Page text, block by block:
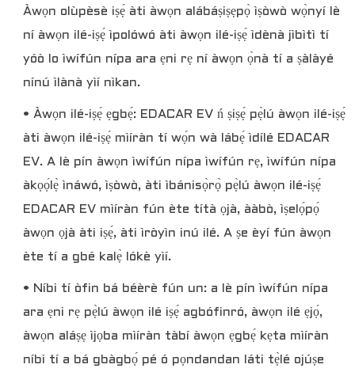
Àwọn olùpèsè iṣẹ́ àti àwọn alábáṣiṣẹpọ̀ ìṣòwò wọ̀nyí lè
ní àwọn ilé-iṣẹ́ ìpolówó àti àwọn ilé-iṣẹ́ ìdènà jìbìtì tí
yóò lo ìwífún nípa ara ẹni rẹ ní àwọn ọ̀nà tí a ṣàlàyé
nínú ìlànà yìí nìkan.
• Àwọn ilé-iṣẹ́ ẹgbẹ́: EDACAR EV ń ṣiṣẹ́ pẹ̀lú àwọn ilé-iṣẹ́
àti àwọn ilé-iṣẹ́ mìíràn tí wọ́n wà lábẹ́ ìdílé EDACAR
EV. A lè pín àwọn ìwífún nípa ìwífún rẹ, ìwífún nípa
àkọọ́lẹ̀ ìnáwó, ìṣòwò, àti ìbánisọ̀rọ̀ pẹ̀lú àwọn ilé-iṣẹ́
EDACAR EV mìíràn fún ète títà ọjà, ààbò, ìṣelọ́pọ́
àwọn ọjà àti iṣẹ́, àti ìròyìn inú ilé. A ṣe èyí fún àwọn
ète tí a gbé kalẹ̀ lókè yìí.
• Níbi tí òfin bá béèrè fún un: a lè pín ìwífún nípa
ara ẹni rẹ pẹ̀lú àwọn ilé iṣẹ́ agbófinró, àwọn ilé ẹjọ́,
àwọn aláṣẹ ìjọba mìíràn tàbí àwọn ẹgbẹ́ kẹta mìíràn
níbi tí a bá gbàgbọ́ pé ó pọndandan láti tẹ̀lé ojúṣe